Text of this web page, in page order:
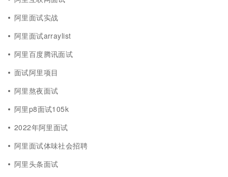
阿里面试实战
阿里面试arraylist
阿里百度腾讯面试
面试阿里项目
阿里熬夜面试
阿里p8面试105k
2022年阿里面试
阿里面试体味社会招聘
阿里头条面试